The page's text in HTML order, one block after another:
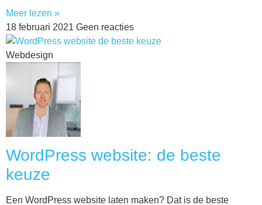
Meer lezen »
18 februari 2021 Geen reacties
Webdesign
WordPress website: de beste
keuze
Een WordPress website laten maken? Dat is de beste